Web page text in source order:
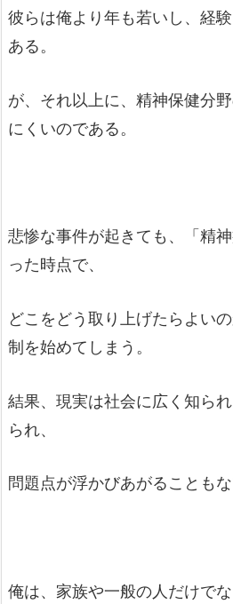
彼らは俺より年も若いし、経
ある。
が、それ以上に、精神保健分
にくいのである。
悲惨な事件が起きても、「精
った時点で、
どこをどう取り上げたらよい
制を始めてしまう。
結果、現実は社会に広く知ら
られ、
問題点が浮かびあがることもな
俺は、家族や一般の人だけで